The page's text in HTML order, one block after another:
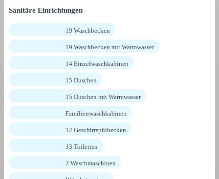
Sanitäre Einrichtungen
19 Waschbecken
19 Waschbecken mit Warmwasser
14 Einzelwaschkabinen
15 Duschen
15 Duschen mit Warmwasser
Familienwaschkabinen
12 Geschirrspülbecken
13 Toiletten
2 Waschmaschinen